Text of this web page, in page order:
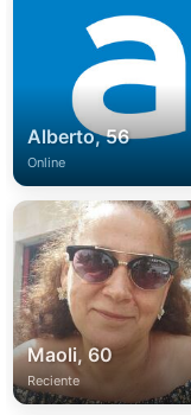
Alberto, 56
Online
Maoli, 60
Reciente